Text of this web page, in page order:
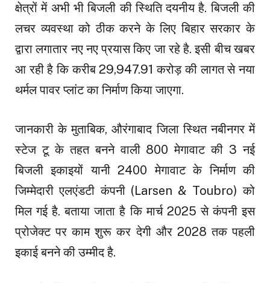
क्षेत्रों में अभी भी बिजली की स्थिति दयनीय है. बिजली की
लचर व्यवस्था को ठीक करने के लिए बिहार सरकार के
द्वारा लगातार नए नए प्रयास किए जा रहे है. इसी बीच खबर
आ रही है कि करीब 29,947.91 करोड़ की लागत से नया
थर्मल पावर प्लांट का निर्माण किया जाएगा.
जानकारी के मुताबिक, औरंगाबाद जिला स्थित नबीनगर में
स्टेज टू के तहत बनने वाली 800 मेगावाट की 3 नई
बिजली इकाइयों यानी 2400 मेगावाट के निर्माण की
जिम्मेदारी एलएंडटी कंपनी (Larsen & Toubro) को
मिल गई है. बताया जाता है कि मार्च 2025 से कंपनी इस
प्रोजेक्ट पर काम शुरू कर देगी और 2028 तक पहली
इकाई बनने की उम्मीद है.